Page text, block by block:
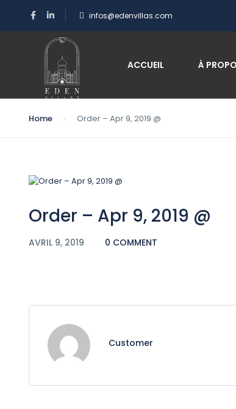
infos@edenvillas.com
ACCUEIL À
Blog
Home Order – Apr 9, 2019 @
Order – Apr 9, 2019 @
AVRIL 9, 2019 0 COMMENT
Customer